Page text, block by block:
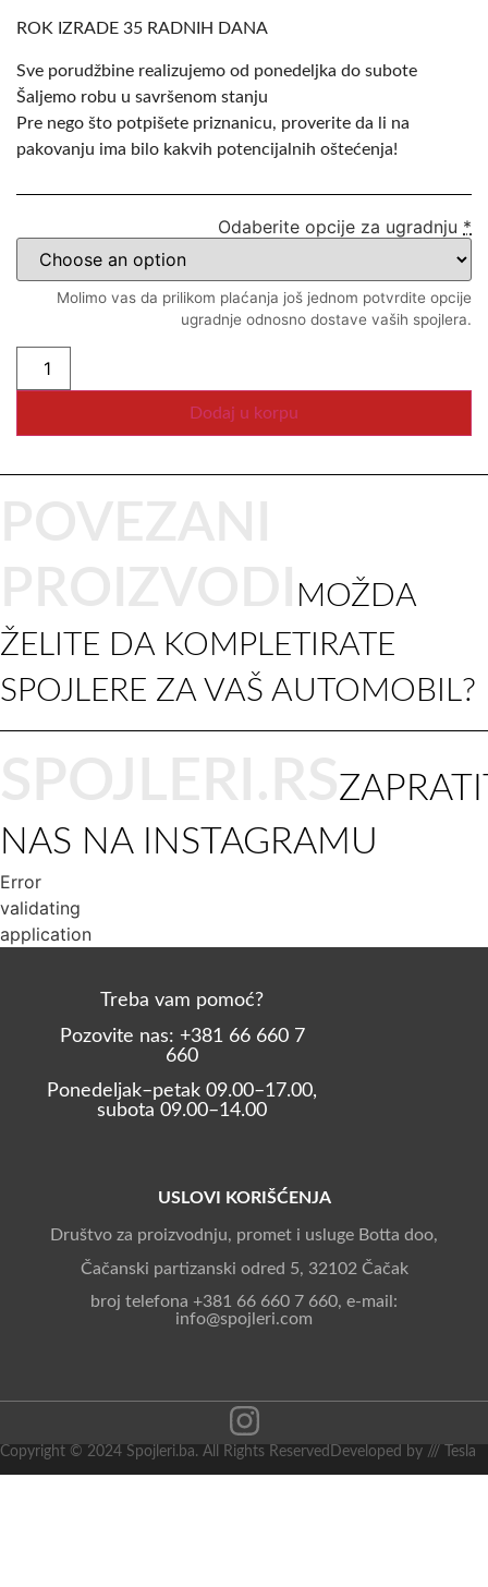
ROK IZRADE 35 RADNIH DANA
Sve porudžbine realizujemo od ponedeljka do subote
Šaljemo robu u savršenom stanju
Pre nego što potpišete priznanicu, proverite da li na
pakovanju ima bilo kakvih potencijalnih oštećenja!
Odaberite opcije za ugradnju *
Molimo vas da prilikom plaćanja još jednom potvrdite opcije
ugradnje odnosno dostave vaših spojlera.
Dodaj u korpu
MOŽDA
ŽELITE DA KOMPLETIRATE
SPOJLERE ZA VAŠ AUTOMOBIL?
NAS NA INSTAGRAMU
Error
validating
application
USLOVI KORIŠĆENJA
Društvo za proizvodnju, promet i usluge Botta doo,
Čačanski partizanski odred 5, 32102 Čačak
broj telefona +381 66 660 7 660, e-mail:
info@spojleri.com
Treba vam pomoć?
Pozovite nas: +381 66 660 7
660
Ponedeljak–petak 09.00–17.00,
subota 09.00–14.00
Copyright © 2024 Spojleri.ba. All Rights Reserved Developed by /// Tesla